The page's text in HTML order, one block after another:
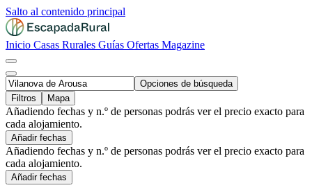
Salto al contenido principal
Inicio Casas Rurales Guías Ofertas Magazine
Opciones de búsqueda
Filtros
Mapa
Añadiendo fechas y n.º de personas podrás ver el precio exacto para
cada alojamiento.
Añadir fechas
Añadiendo fechas y n.º de personas podrás ver el precio exacto para
cada alojamiento.
Añadir fechas